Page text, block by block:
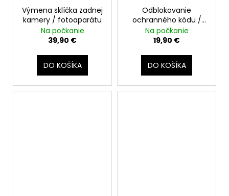
Výmena sklíčka zadnej
kamery / fotoaparátu
Na počkanie
39,90 €
DO KOŠÍKA
Odblokovanie
ochranného kódu /
nahratie nového
softvéru
Na počkanie
19,90 €
DO KOŠÍKA